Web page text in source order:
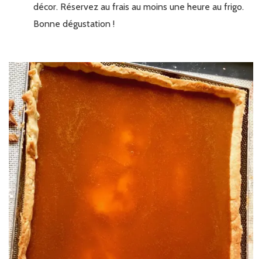
décor. Réservez au frais au moins une heure au frigo.
Bonne dégustation !